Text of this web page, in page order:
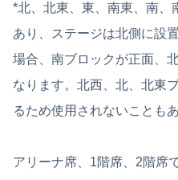
*北、北東、東、南東、南、
あり、ステージは北側に設
場合、南ブロックが正面、
なります。北西、北、北東
るため使用されないこともあ
アリーナ席、1階席、2階席